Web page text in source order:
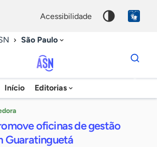
acessibilidade
São Paulo
Agência
Sebrae
Notícias
Início Editorias
Dados
para
chave
oficinas de gestão
Guaratinguetá